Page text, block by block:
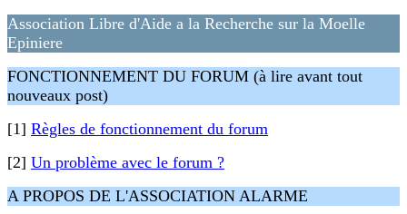
Association Libre d'Aide a la Recherche sur la Moelle
Epiniere
FONCTIONNEMENT DU FORUM (à lire avant tout
nouveaux post)
[1] Règles de fonctionnement du forum
[2] Un problème avec le forum ?
A PROPOS DE L'ASSOCIATION ALARME